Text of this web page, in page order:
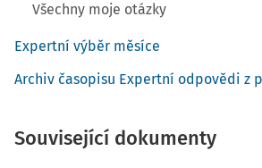
Všechny moje otázky
Expertní výběr měsíce
Archiv časopisu Expertní odpovědi z
Související dokumenty